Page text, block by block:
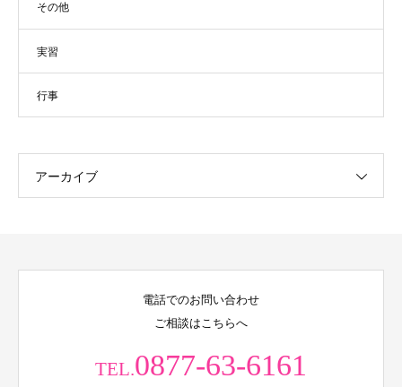
その他
実習
行事
アーカイブ
電話でのお問い合わせ
ご相談はこちらへ
TEL.0877-63-6161